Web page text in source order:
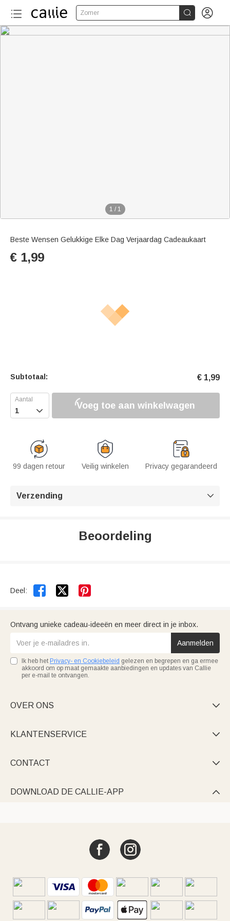
Zomer  
1 / 1
Beste Wensen Gelukkige Elke Dag Verjaardag Cadeaukaart
€ 1,99
Subtotaal: € 1,99
 Voeg toe aan winkelwagen
99 dagen retour Veilig winkelen Privacy gegarandeerd
Verzending 
Beoordeling
Deel:  
Ontvang unieke cadeau-ideeën en meer direct in je inbox.
Aanmelden
Ik heb het Privacy- en Cookiebeleid gelezen en begrepen en ga ermee
akkoord om op maat gemaakte aanbiedingen en updates van Callie
per e-mail te ontvangen.
OVER ONS 
KLANTENSERVICE 
CONTACT 
DOWNLOAD DE CALLIE-APP 